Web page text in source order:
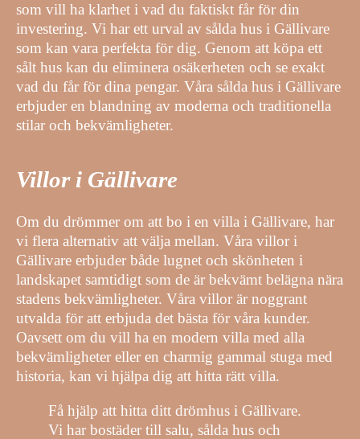
som vill ha klarhet i vad du faktiskt får för din
investering. Vi har ett urval av sålda hus i Gällivare
som kan vara perfekta för dig. Genom att köpa ett
sålt hus kan du eliminera osäkerheten och se exakt
vad du får för dina pengar. Våra sålda hus i Gällivare
erbjuder en blandning av moderna och traditionella
stilar och bekvämligheter.
Villor i Gällivare
Om du drömmer om att bo i en villa i Gällivare, har
vi flera alternativ att välja mellan. Våra villor i
Gällivare erbjuder både lugnet och skönheten i
landskapet samtidigt som de är bekvämt belägna nära
stadens bekvämligheter. Våra villor är noggrant
utvalda för att erbjuda det bästa för våra kunder.
Oavsett om du vill ha en modern villa med alla
bekvämligheter eller en charmig gammal stuga med
historia, kan vi hjälpa dig att hitta rätt villa.
Få hjälp att hitta ditt drömhus i Gällivare.
Vi har bostäder till salu, sålda hus och